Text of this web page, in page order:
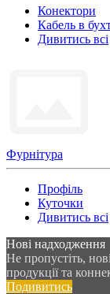
Конектори
Кабель в
Дивитись всі
Фурнітура
Профіль
Куточки
Дивитись всі
Нові надходження
Не пропустіть,
продукції та
Подивитись